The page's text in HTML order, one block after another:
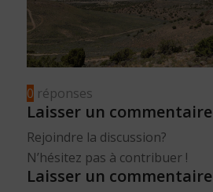
0 réponses
Laisser un commentaire
Rejoindre la discussion?
N’hésitez pas à contribuer !
Laisser un commentaire